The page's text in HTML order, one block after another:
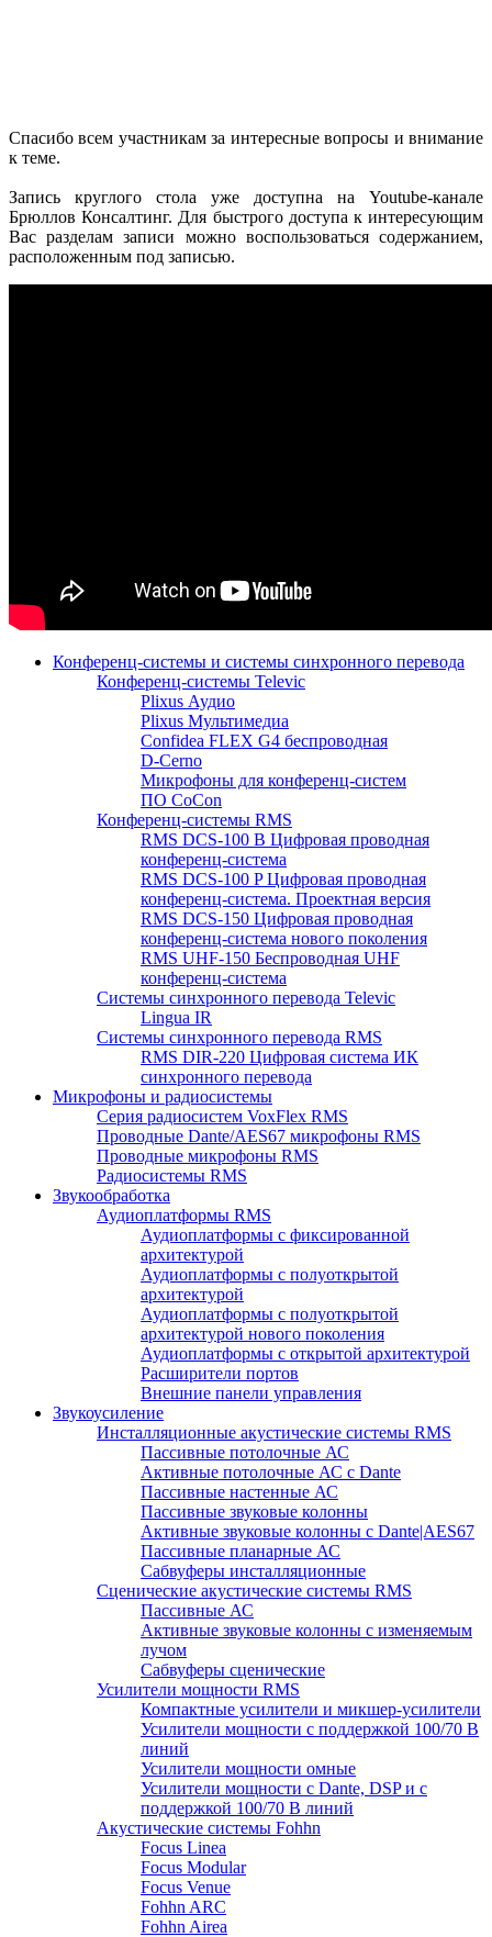
Спасибо всем участникам за интересные вопросы и внимание
к теме.
Запись круглого стола уже доступна на Youtube-канале
Брюллов Консалтинг. Для быстрого доступа к интересующим
Вас разделам записи можно воспользоваться содержанием,
расположенным под записью.
Конференц-системы и системы синхронного перевода
Конференц-системы Televic
Plixus Аудио
Plixus Мультимедиа
Confidea FLEX G4 беспроводная
D-Cerno
Микрофоны для конференц-систем
ПО CoCon
Конференц-системы RMS
RMS DCS-100 B Цифровая проводная
конференц-система
RMS DCS-100 P Цифровая проводная
конференц-система. Проектная версия
RMS DCS-150 Цифровая проводная
конференц-система нового поколения
RMS UHF-150 Беспроводная UHF
конференц-система
Системы синхронного перевода Televic
Lingua IR
Системы синхронного перевода RMS
RMS DIR-220 Цифровая система ИК
синхронного перевода
Микрофоны и радиосистемы
Серия радиосистем VoxFlex RMS
Проводные Dante/AES67 микрофоны RMS
Проводные микрофоны RMS
Радиосистемы RMS
Звукообработка
Аудиоплатформы RMS
Аудиоплатформы с фиксированной
архитектурой
Аудиоплатформы с полуоткрытой
архитектурой
Аудиоплатформы с полуоткрытой
архитектурой нового поколения
Аудиоплатформы с открытой архитектурой
Расширители портов
Внешние панели управления
Звукоусиление
Инсталляционные акустические системы RMS
Пассивные потолочные АС
Активные потолочные АС с Dante
Пассивные настенные АС
Пассивные звуковые колонны
Активные звуковые колонны с Dante|AES67
Пассивные планарные АС
Сабвуферы инсталляционные
Сценические акустические системы RMS
Пассивные АС
Активные звуковые колонны с изменяемым
лучом
Сабвуферы сценические
Усилители мощности RMS
Компактные усилители и микшер-усилители
Усилители мощности с поддержкой 100/70 В
линий
Усилители мощности омные
Усилители мощности с Dante, DSP и с
поддержкой 100/70 В линий
Акустические системы Fohhn
Focus Linea
Focus Modular
Focus Venue
Fohhn ARC
Fohhn Airea